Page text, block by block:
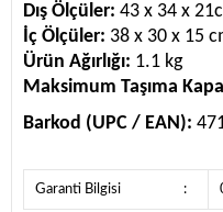
Dış Ölçüler: 43 x 34 x
İç Ölçüler: 38 x 30 x 15
Ürün Ağırlığı: 1.1 kg
Maksimum Taşıma
Barkod (UPC / EAN):
Garanti Bilgisi :